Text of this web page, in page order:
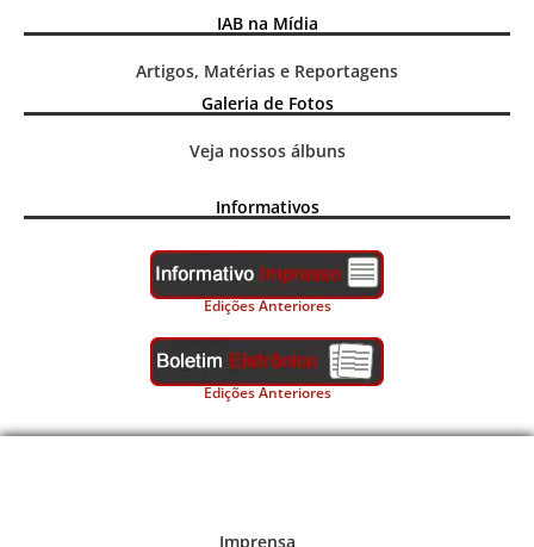
IAB na Mídia
Artigos, Matérias e Reportagens
Galeria de Fotos
Veja nossos álbuns
Informativos
Edições Anteriores
Edições Anteriores
Imprensa